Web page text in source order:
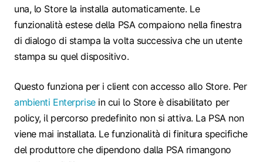
una, lo Store la installa automaticamente. Le
funzionalità estese della PSA compaiono nella finestra
di dialogo di stampa la volta successiva che un utente
stampa su quel dispositivo.
Questo funziona per i client con accesso allo Store. Per
ambienti Enterprisein cui lo Store è disabilitato per
policy, il percorso predefinito non si attiva. La PSA non
viene mai installata. Le funzionalità di finitura specifiche
del produttore che dipendono dalla PSA rimangono